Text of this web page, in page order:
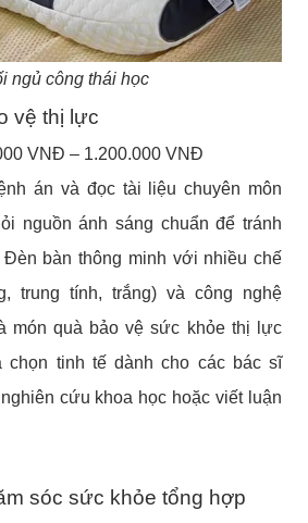
ngủ công thái học
vệ thị lực
VNĐ – 1.200.000 VNĐ
án và đọc tài liệu chuyên môn
nguồn ánh sáng chuẩn để tránh
bàn thông minh với nhiều chế
trung tính, trắng) và công nghệ
món quà bảo vệ sức khỏe thị lực
tinh tế dành cho các bác sĩ
cứu khoa học hoặc viết luận
sóc sức khỏe tổng hợp